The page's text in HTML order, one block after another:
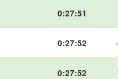
0:27:51
0:27:52
0:27:52